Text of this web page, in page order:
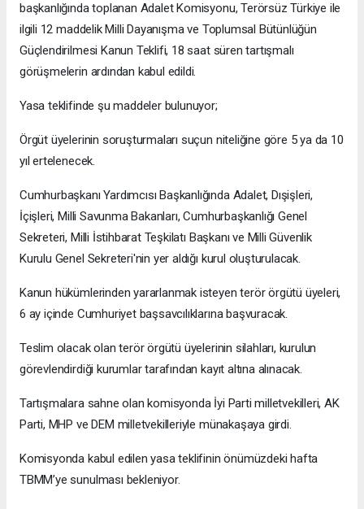
başkanlığında toplanan Adalet Komisyonu, Terörsüz Türkiye ile
ilgili 12 maddelik Milli Dayanışma ve Toplumsal Bütünlüğün
Güçlendirilmesi Kanun Teklifi, 18 saat süren tartışmalı
görüşmelerin ardından kabul edildi.
Yasa teklifinde şu maddeler bulunuyor;
Örgüt üyelerinin soruşturmaları suçun niteliğine göre 5 ya da 10
yıl ertelenecek.
Cumhurbaşkanı Yardımcısı Başkanlığında Adalet, Dışişleri,
İçişleri, Milli Savunma Bakanları, Cumhurbaşkanlığı Genel
Sekreteri, Milli İstihbarat Teşkilatı Başkanı ve Milli Güvenlik
Kurulu Genel Sekreteri'nin yer aldığı kurul oluşturulacak.
Kanun hükümlerinden yararlanmak isteyen terör örgütü üyeleri,
6 ay içinde Cumhuriyet başsavcılıklarına başvuracak.
Teslim olacak olan terör örgütü üyelerinin silahları, kurulun
görevlendirdiği kurumlar tarafından kayıt altına alınacak.
Tartışmalara sahne olan komisyonda İyi Parti milletvekilleri, AK
Parti, MHP ve DEM milletvekilleriyle münakaşaya girdi.
Komisyonda kabul edilen yasa teklifinin önümüzdeki hafta
TBMM’ye sunulması bekleniyor.